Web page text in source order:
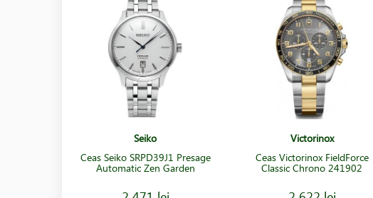
Seiko
Ceas Seiko SRPD39J1 Presage
Automatic Zen Garden
Victorinox
Ceas Victorinox FieldForce
Classic Chrono 241902